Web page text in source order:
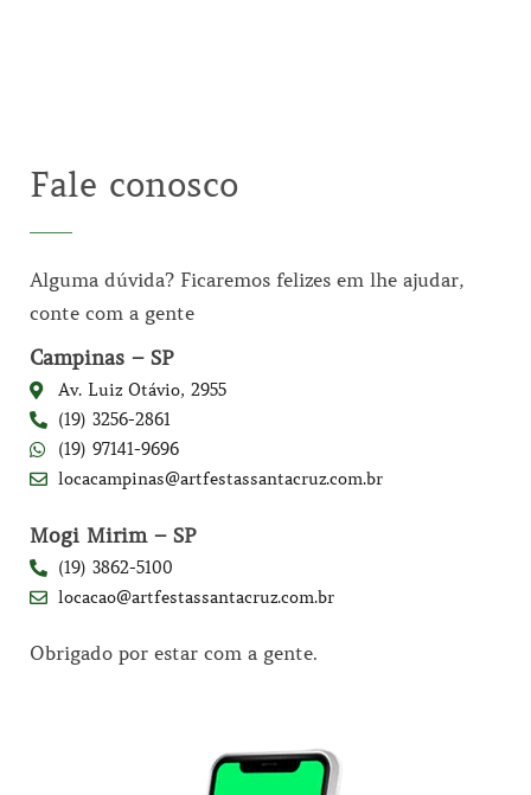
Fale conosco
Alguma dúvida? Ficaremos felizes em lhe ajudar,
conte com a gente
Campinas – SP
Av. Luiz Otávio, 2955
(19) 3256-2861
(19) 97141-9696
locacampinas@artfestassantacruz.com.br
Mogi Mirim – SP
(19) 3862-5100
locacao@artfestassantacruz.com.br
Obrigado por estar com a gente.